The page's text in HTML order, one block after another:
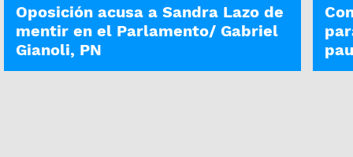
Oposición acusa a Sandra Lazo de
mentir en el Parlamento/ Gabriel
Gianoli, PN